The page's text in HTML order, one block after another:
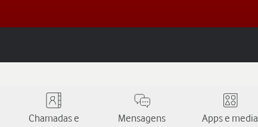
Chamadas e
Mensagens Apps e media